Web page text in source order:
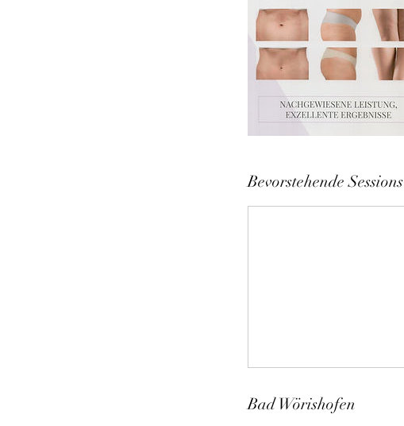
Bevorstehende Sessions
Bad Wörishofen